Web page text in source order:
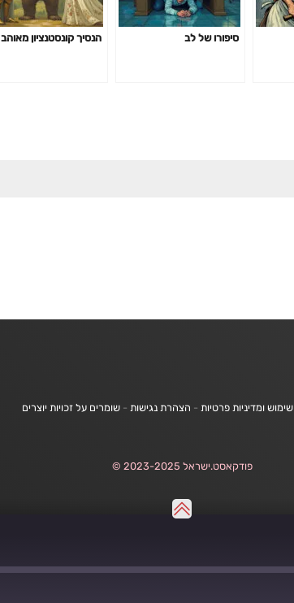
סיפורו של לב הנסיך קונסטנציון מאוהב
ומדיניות פרטיות - הצהרת נגישות - שומרים על זכויות יוצרים
פודקאסט.ישראל 2023-2025 ©